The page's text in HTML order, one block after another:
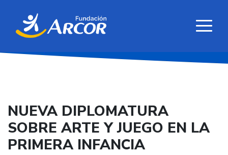
NUEVA DIPLOMATURA
SOBRE ARTE Y JUEGO EN LA
PRIMERA INFANCIA